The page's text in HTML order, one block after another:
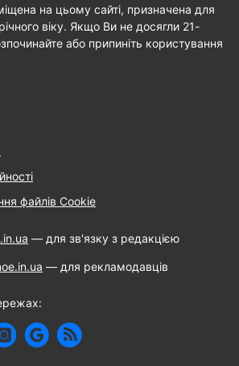
на цьому сайті, призначена для
віку. Якщо Ви не досягли 21-
або припиніть користування
файлів Cookie
— для зв'язку з редакцією
— для рекламодавців